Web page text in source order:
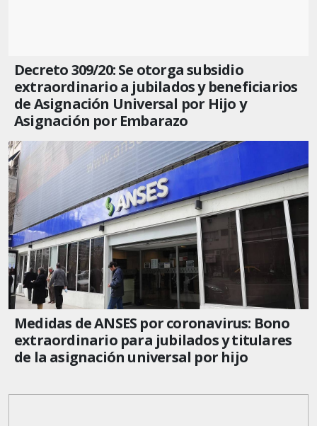
Decreto 309/20: Se otorga subsidio
extraordinario a jubilados y beneficiarios
de Asignación Universal por Hijo y
Asignación por Embarazo
Medidas de ANSES por coronavirus: Bono
extraordinario para jubilados y titulares
de la asignación universal por hijo